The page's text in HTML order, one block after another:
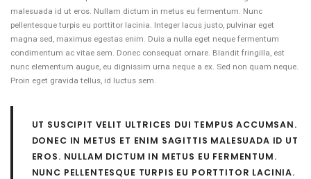
malesuada id ut eros. Nullam dictum in metus eu fermentum. Nunc
pellentesque turpis eu porttitor lacinia. Integer lacus justo, pulvinar eget
magna sed, maximus egestas enim. Duis a nulla eget neque fermentum
condimentum ac vitae sem. Donec consequat ornare. Blandit fringilla, est
nunc elementum augue, eu dignissim urna neque a ex. Sed non quam neque.
Proin eget gravida tellus, id luctus sem.
UT SUSCIPIT VELIT ULTRICES DUI TEMPUS ACCUMSAN.
DONEC IN METUS ET ENIM SAGITTIS MALESUADA ID UT
EROS. NULLAM DICTUM IN METUS EU FERMENTUM.
NUNC PELLENTESQUE TURPIS EU PORTTITOR LACINIA.